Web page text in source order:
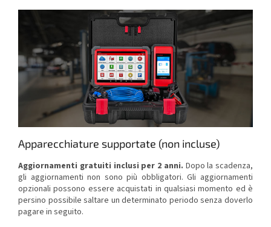
Apparecchiature supportate (non incluse)
Aggiornamenti gratuiti inclusi per 2 anni. Dopo la scadenza,
gli aggiornamenti non sono più obbligatori. Gli aggiornamenti
opzionali possono essere acquistati in qualsiasi momento ed è
persino possibile saltare un determinato periodo senza doverlo
pagare in seguito.